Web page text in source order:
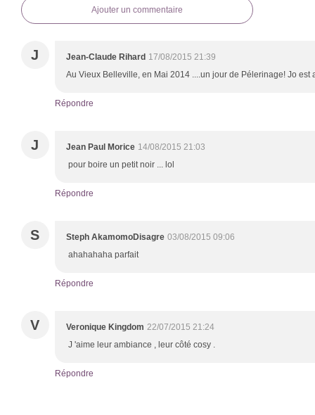
Ajouter un commentaire
J Jean-Claude Rihard 17/08/2015 21:39
Au Vieux Belleville, en Mai 2014 ....un jour de Pélerinage! Jo est
Répondre
J Jean Paul Morice 14/08/2015 21:03
pour boire un petit noir ... lol
Répondre
S Steph AkamomoDisagre 03/08/2015 09:06
ahahahaha parfait
Répondre
V Veronique Kingdom 22/07/2015 21:24
J 'aime leur ambiance , leur côté cosy .
Répondre